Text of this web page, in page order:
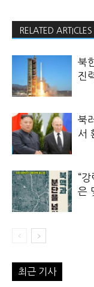
RELATED ARTICLES
북
진
북
서
“
은
최근 기사